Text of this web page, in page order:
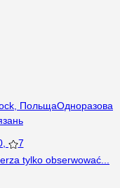
ПольщаОдноразова
7
tylko obserwować...